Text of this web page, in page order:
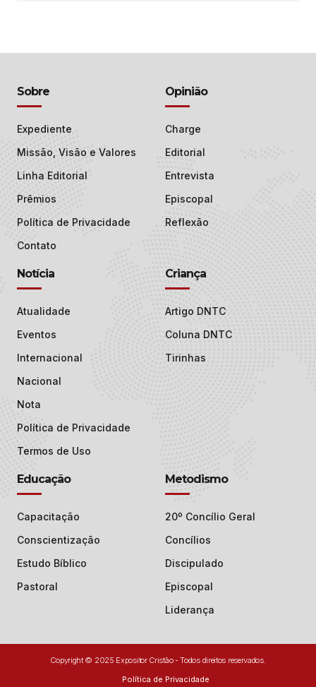
Sobre
Expediente
Missão, Visão e Valores
Linha Editorial
Prêmios
Política de Privacidade
Contato
Opinião
Charge
Editorial
Entrevista
Episcopal
Reflexão
Notícia
Atualidade
Eventos
Internacional
Nacional
Nota
Política de Privacidade
Termos de Uso
Criança
Artigo DNTC
Coluna DNTC
Tirinhas
Educação
Capacitação
Conscientização
Estudo Bíblico
Pastoral
Metodismo
20º Concílio Geral
Concílios
Discipulado
Episcopal
Liderança
Copyright © 2025 Expositor Cristão - Todos direitos reservados.
Política de Privacidade